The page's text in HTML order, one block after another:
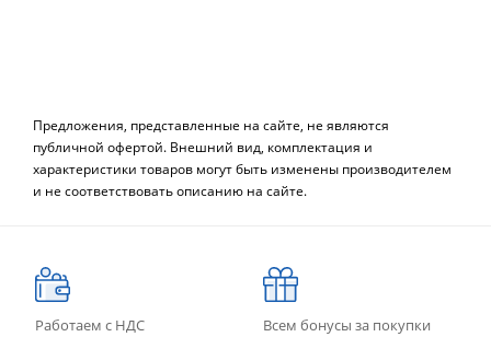
Предложения, представленные на сайте, не являются
публичной офертой. Внешний вид, комплектация и
характеристики товаров могут быть изменены производителем
и не соответствовать описанию на сайте.
Работаем с НДС Всем бонусы за покупки